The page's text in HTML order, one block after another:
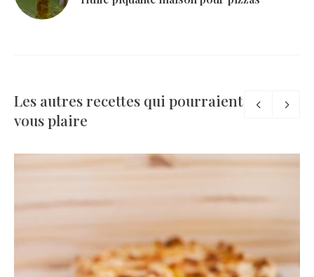
Les autres recettes qui pourraient
vous plaire